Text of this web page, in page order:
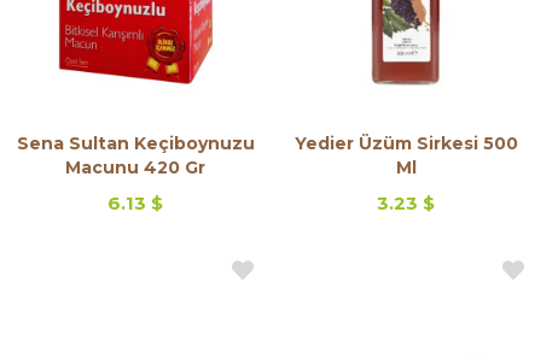
Sena Sultan Keçiboynuzu
Macunu 420 Gr
6.13 $
Yedier Üzüm Sirkesi 500
Ml
3.23 $